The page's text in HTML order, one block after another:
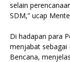
selain
SDM,” ucap
Di hadapan para
menjabat sebagai
Bencana,